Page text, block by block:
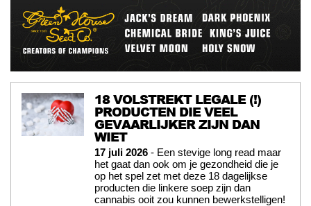
18 VOLSTREKT LEGALE (!)
PRODUCTEN DIE VEEL
GEVAARLIJKER ZIJN DAN
WIET
17 juli 2026 - Een stevige long read maar
het gaat dan ook om je gezondheid die je
op het spel zet met deze 18 dagelijkse
producten die linkere soep zijn dan
cannabis ooit zou kunnen bewerkstelligen!